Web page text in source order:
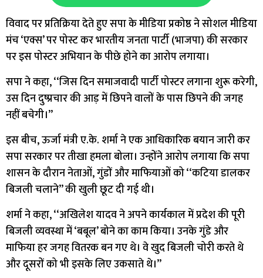
विवाद पर प्रतिक्रिया देते हुए सपा के मीडिया प्रकोष्ठ ने सोशल मीडिया
मंच ‘एक्स’ पर पोस्ट कर भारतीय जनता पार्टी (भाजपा) की सरकार
पर इस पोस्टर अभियान के पीछे होने का आरोप लगाया।
सपा ने कहा, ‘‘जिस दिन समाजवादी पार्टी पोस्टर लगाना शुरू करेगी,
उस दिन दुष्प्रचार की आड़ में छिपने वालों के पास छिपने की जगह
नहीं बचेगी।’’
इस बीच, ऊर्जा मंत्री ए.के. शर्मा ने एक आधिकारिक बयान जारी कर
सपा सरकार पर तीखा हमला बोला। उन्होंने आरोप लगाया कि सपा
शासन के दौरान नेताओं, गुंडों और माफियाओं को ‘‘कटिया डालकर
बिजली चलाने’’ की खुली छूट दी गई थी।
शर्मा ने कहा, ‘‘अखिलेश यादव ने अपने कार्यकाल में प्रदेश की पूरी
बिजली व्यवस्था में ‘बबूल’ बोने का काम किया। उनके गुंडे और
माफिया हर जगह वितरक बन गए थे। वे खुद बिजली चोरी करते थे
और दूसरों को भी इसके लिए उकसाते थे।’’